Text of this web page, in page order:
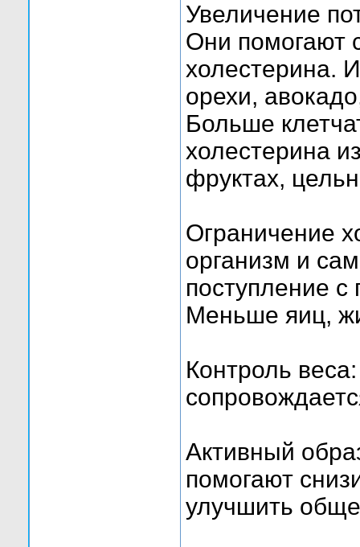
Увеличение
Они помогают
холестерина.
орехи,
Больше
холестерина
фруктах,
Ограничение
организм и
поступление с
Меньше яиц,
Контроль
Активный
помогают
улучшить